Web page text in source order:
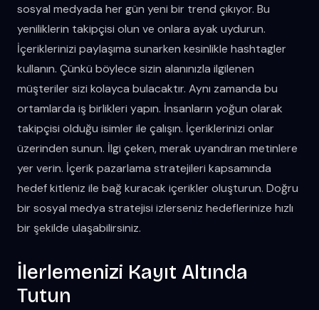
sosyal medyada her gün yeni bir trend çıkıyor. Bu
yeniliklerin takipçisi olun ve onlara ayak uydurun.
İçeriklerinizi paylaşıma sunarken kesinlikle hashtagler
kullanın. Çünkü böylece sizin alanınızla ilgilenen
müşteriler sizi kolayca bulacaktır. Aynı zamanda bu
ortamlarda iş birlikleri yapın. İnsanların yoğun olarak
takipçisi olduğu isimler ile çalışın. İçeriklerinizi onlar
üzerinden sunun. İlgi çeken, merak uyandıran metinlere
yer verin. İçerik pazarlama stratejileri kapsamında
hedef kitleniz ile bağ kuracak içerikler oluşturun. Doğru
bir sosyal medya stratejisi izlerseniz hedeflerinize hızlı
bir şekilde ulaşabilirsiniz.
İlerlemenizi Kayıt Altında
Tutun